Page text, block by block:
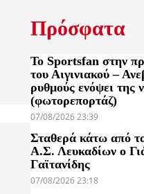
Πρόσφατα
Το Sportsfan στην
του Αιγινιακού –
ρυθμούς ενόψει της
(φωτορεπορτάζ)
07/08/2026 23:39
Σταθερά κάτω από
Α.Σ. Λευκαδίων ο
Γαϊτανίδης
07/08/2026 23:18